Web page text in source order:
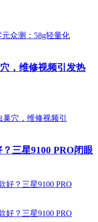
，维修视频引发热
三星9100 PRO闭眼